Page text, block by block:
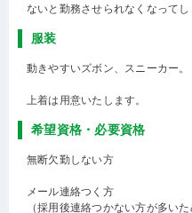
ないと勤務させられなくなってし
服装
動きやすいズボン、スニーカー。
上着は用意いたします。
希望資格・必要資格
無断欠勤しない方
メール連絡つく方
（採用後連絡つかない方が多い